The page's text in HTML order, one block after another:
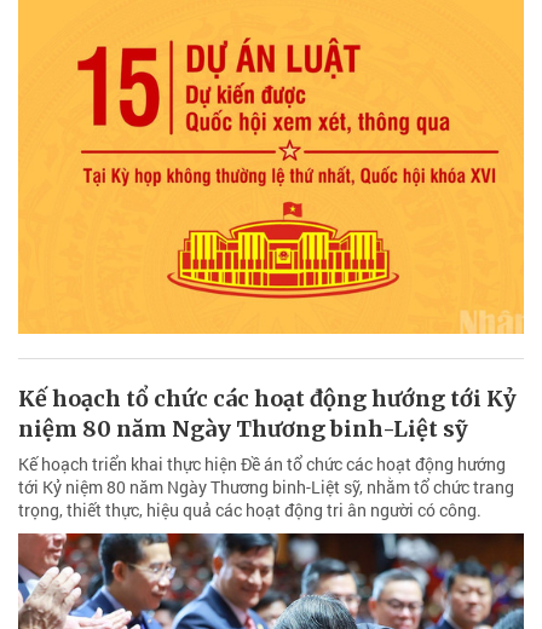
Kế hoạch tổ chức các hoạt động hướng tới Kỷ
niệm 80 năm Ngày Thương binh-Liệt sỹ
Kế hoạch triển khai thực hiện Đề án tổ chức các hoạt động hướng
tới Kỷ niệm 80 năm Ngày Thương binh-Liệt sỹ, nhằm tổ chức trang
trọng, thiết thực, hiệu quả các hoạt động tri ân người có công.